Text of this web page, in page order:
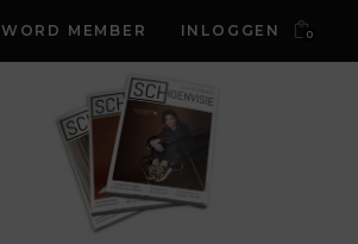
WORD MEMBER INLOGGEN 0